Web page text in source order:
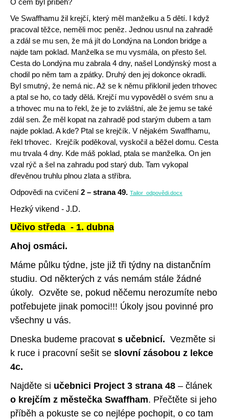
O čem byl příběh?
Ve Swaffhamu žil krejčí, který měl manželku a 5 dětí. I když
pracoval těžce, neměli moc peněz. Jednou usnul na zahradě
a zdál se mu sen, že má jít do Londýna na London bridge a
najde tam poklad. Manželka se mu vysmála, on přesto šel.
Cesta do Londýna mu zabrala 4 dny, našel Londýnský most a
chodil po něm tam a zpátky. Druhý den jej dokonce okradli.
Byl smutný, že nemá nic. Až se k němu přiklonil jeden trhovec
a ptal se ho, co tady dělá. Krejčí mu vypověděl o svém snu a
a trhovec mu na to řekl, že je to zvláštní, ale že jemu se také
zdál sen. Že měl kopat na zahradě pod starým dubem a tam
najde poklad. A kde? Ptal se krejčík. V nějakém Swaffhamu,
řekl trhovec. Krejčík poděkoval, vyskočil a běžel domu. Cesta
mu trvala 4 dny. Kde máš poklad, ptala se manželka. On jen
vzal rýč a šel na zahradu pod starý dub. Tam vykopal
dřevěnou truhlu plnou zlata a stříbra.
Odpovědi na cvičení 2 – strana 49. Tailor_odpovědi.docx
Hezký vikend - J.D.
Učivo středa - 1. dubna
Ahoj osmáci.
Máme půlku týdne, jste již tři týdny na distančním
studiu. Od některých z vás nemám stále žádné
úkoly. Ozvěte se, pokud něčemu nerozumíte nebo
potřebujete jinak pomoci!!! Úkoly jsou povinné pro
všechny u vás.
Dneska budeme pracovat s učebnicí. Vezměte si
k ruce i pracovní sešit se slovní zásobou z lekce
4c.
Najděte si učebnici Project 3 strana 48 – článek
o krejčím z městečka Swaffham. Přečtěte si jeho
příběh a pokuste se co nejlépe pochopit, o co tam